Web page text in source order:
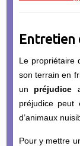
Entretien
Le propriétaire
son terrain en
un préjudice
préjudice peut
d’animaux
Pour y mettre